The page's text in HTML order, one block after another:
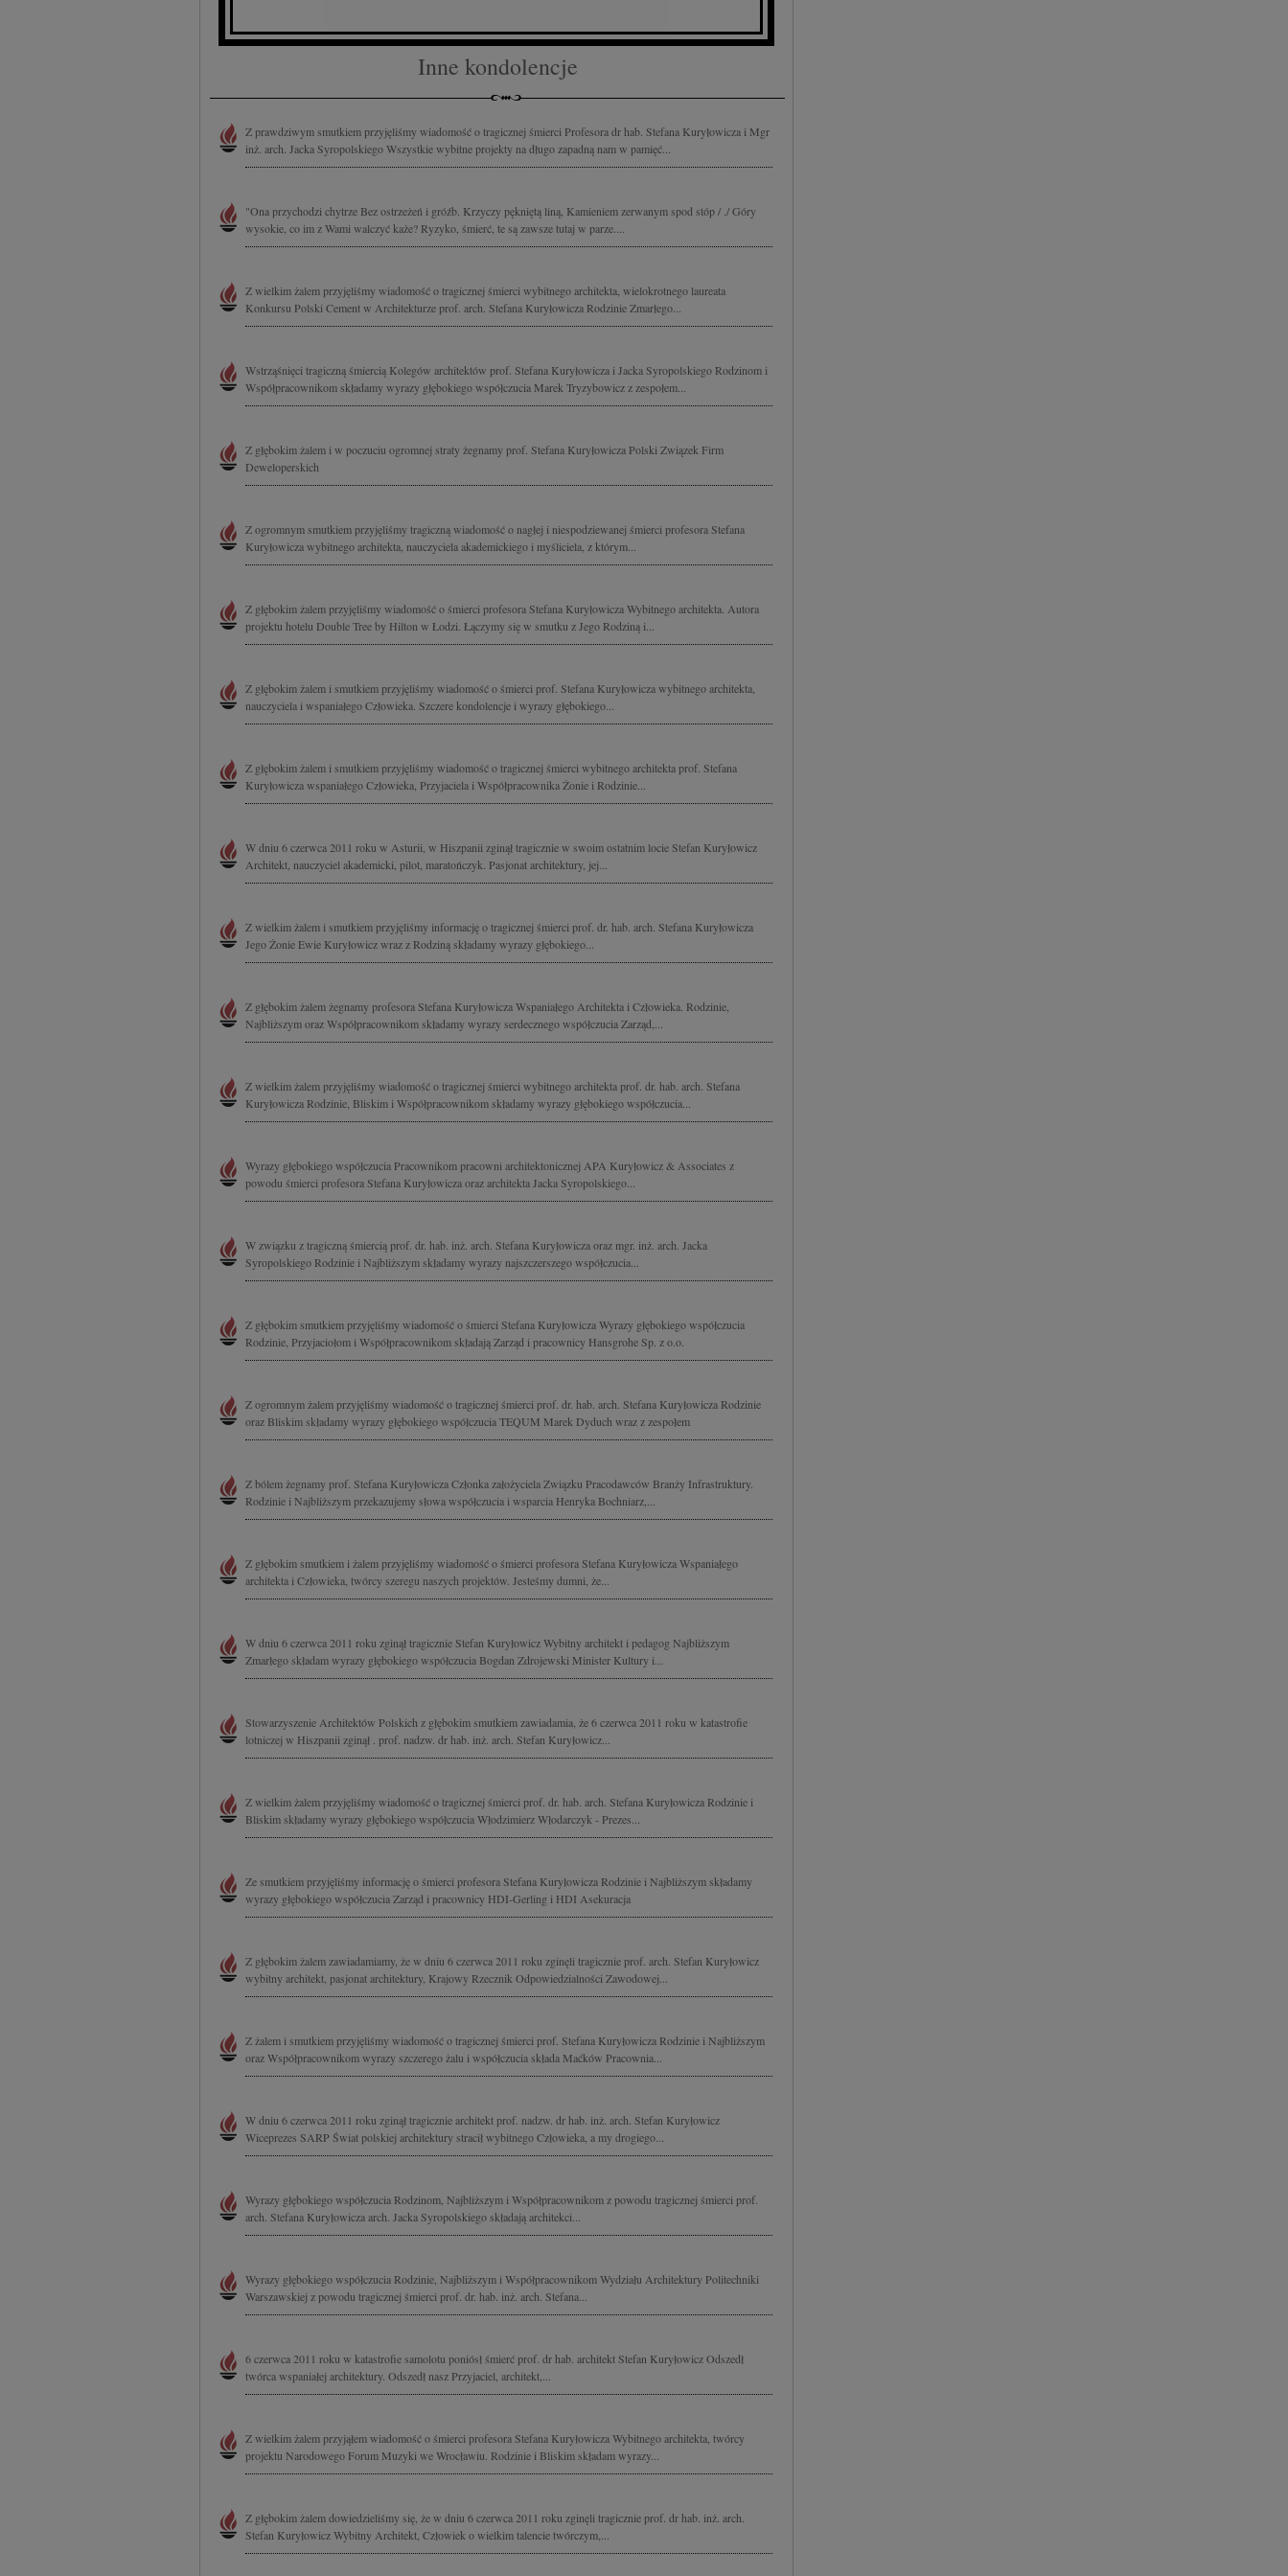
Inne kondolencje
Z prawdziwym smutkiem przyjęliśmy wiadomość o tragicznej śmierci Profesora dr hab. Stefana Kuryłowicza i Mgr
inż. arch. Jacka Syropolskiego Wszystkie wybitne projekty na długo zapadną nam w pamięć...
"Ona przychodzi chytrze Bez ostrzeżeń i gróźb. Krzyczy pękniętą liną, Kamieniem zerwanym spod stóp / ./ Góry
wysokie, co im z Wami walczyć każe? Ryzyko, śmierć, te są zawsze tutaj w parze....
Z wielkim żalem przyjęliśmy wiadomość o tragicznej śmierci wybitnego architekta, wielokrotnego laureata
Konkursu Polski Cement w Architekturze prof. arch. Stefana Kuryłowicza Rodzinie Zmarłego...
Wstrząśnięci tragiczną śmiercią Kolegów architektów prof. Stefana Kuryłowicza i Jacka Syropolskiego Rodzinom i
Współpracownikom składamy wyrazy głębokiego współczucia Marek Tryzybowicz z zespołem...
Z głębokim żalem i w poczuciu ogromnej straty żegnamy prof. Stefana Kuryłowicza Polski Związek Firm
Deweloperskich
Z ogromnym smutkiem przyjęliśmy tragiczną wiadomość o nagłej i niespodziewanej śmierci profesora Stefana
Kuryłowicza wybitnego architekta, nauczyciela akademickiego i myśliciela, z którym...
Z głębokim żalem przyjęliśmy wiadomość o śmierci profesora Stefana Kuryłowicza Wybitnego architekta. Autora
projektu hotelu Double Tree by Hilton w Łodzi. Łączymy się w smutku z Jego Rodziną i...
Z głębokim żalem i smutkiem przyjęliśmy wiadomość o śmierci prof. Stefana Kuryłowicza wybitnego architekta,
nauczyciela i wspaniałego Człowieka. Szczere kondolencje i wyrazy głębokiego...
Z głębokim żalem i smutkiem przyjęliśmy wiadomość o tragicznej śmierci wybitnego architekta prof. Stefana
Kuryłowicza wspaniałego Człowieka, Przyjaciela i Współpracownika Żonie i Rodzinie...
W dniu 6 czerwca 2011 roku w Asturii, w Hiszpanii zginął tragicznie w swoim ostatnim locie Stefan Kuryłowicz
Architekt, nauczyciel akademicki, pilot, maratończyk. Pasjonat architektury, jej...
Z wielkim żalem i smutkiem przyjęliśmy informację o tragicznej śmierci prof. dr. hab. arch. Stefana Kuryłowicza
Jego Żonie Ewie Kuryłowicz wraz z Rodziną składamy wyrazy głębokiego...
Z głębokim żalem żegnamy profesora Stefana Kuryłowicza Wspaniałego Architekta i Człowieka. Rodzinie,
Najbliższym oraz Współpracownikom składamy wyrazy serdecznego współczucia Zarząd,...
Z wielkim żalem przyjęliśmy wiadomość o tragicznej śmierci wybitnego architekta prof. dr. hab. arch. Stefana
Kuryłowicza Rodzinie, Bliskim i Współpracownikom składamy wyrazy głębokiego współczucia...
Wyrazy głębokiego współczucia Pracownikom pracowni architektonicznej APA Kuryłowicz & Associates z
powodu śmierci profesora Stefana Kuryłowicza oraz architekta Jacka Syropolskiego...
W związku z tragiczną śmiercią prof. dr. hab. inż. arch. Stefana Kuryłowicza oraz mgr. inż. arch. Jacka
Syropolskiego Rodzinie i Najbliższym składamy wyrazy najszczerszego współczucia...
Z głębokim smutkiem przyjęliśmy wiadomość o śmierci Stefana Kuryłowicza Wyrazy głębokiego współczucia
Rodzinie, Przyjaciołom i Współpracownikom składają Zarząd i pracownicy Hansgrohe Sp. z o.o.
Z ogromnym żalem przyjęliśmy wiadomość o tragicznej śmierci prof. dr. hab. arch. Stefana Kuryłowicza Rodzinie
oraz Bliskim składamy wyrazy głębokiego współczucia TEQUM Marek Dyduch wraz z zespołem
Z bólem żegnamy prof. Stefana Kuryłowicza Członka założyciela Związku Pracodawców Branży Infrastruktury.
Rodzinie i Najbliższym przekazujemy słowa współczucia i wsparcia Henryka Bochniarz,...
Z głębokim smutkiem i żalem przyjęliśmy wiadomość o śmierci profesora Stefana Kuryłowicza Wspaniałego
architekta i Człowieka, twórcy szeregu naszych projektów. Jesteśmy dumni, że...
W dniu 6 czerwca 2011 roku zginął tragicznie Stefan Kuryłowicz Wybitny architekt i pedagog Najbliższym
Zmarłego składam wyrazy głębokiego współczucia Bogdan Zdrojewski Minister Kultury i...
Stowarzyszenie Architektów Polskich z głębokim smutkiem zawiadamia, że 6 czerwca 2011 roku w katastrofie
lotniczej w Hiszpanii zginął . prof. nadzw. dr hab. inż. arch. Stefan Kuryłowicz...
Z wielkim żalem przyjęliśmy wiadomość o tragicznej śmierci prof. dr. hab. arch. Stefana Kuryłowicza Rodzinie i
Bliskim składamy wyrazy głębokiego współczucia Włodzimierz Włodarczyk - Prezes...
Ze smutkiem przyjęliśmy informację o śmierci profesora Stefana Kuryłowicza Rodzinie i Najbliższym składamy
wyrazy głębokiego współczucia Zarząd i pracownicy HDI-Gerling i HDI Asekuracja
Z głębokim żalem zawiadamiamy, że w dniu 6 czerwca 2011 roku zginęli tragicznie prof. arch. Stefan Kuryłowicz
wybitny architekt, pasjonat architektury, Krajowy Rzecznik Odpowiedzialności Zawodowej...
Z żalem i smutkiem przyjęliśmy wiadomość o tragicznej śmierci prof. Stefana Kuryłowicza Rodzinie i Najbliższym
oraz Współpracownikom wyrazy szczerego żalu i współczucia składa Maćków Pracownia...
W dniu 6 czerwca 2011 roku zginął tragicznie architekt prof. nadzw. dr hab. inż. arch. Stefan Kuryłowicz
Wiceprezes SARP Świat polskiej architektury stracił wybitnego Człowieka, a my drogiego...
Wyrazy głębokiego współczucia Rodzinom, Najbliższym i Współpracownikom z powodu tragicznej śmierci prof.
arch. Stefana Kuryłowicza arch. Jacka Syropolskiego składają architekci...
Wyrazy głębokiego współczucia Rodzinie, Najbliższym i Współpracownikom Wydziału Architektury Politechniki
Warszawskiej z powodu tragicznej śmierci prof. dr. hab. inż. arch. Stefana...
6 czerwca 2011 roku w katastrofie samolotu poniósł śmierć prof. dr hab. architekt Stefan Kuryłowicz Odszedł
twórca wspaniałej architektury. Odszedł nasz Przyjaciel, architekt,...
Z wielkim żalem przyjąłem wiadomość o śmierci profesora Stefana Kuryłowicza Wybitnego architekta, twórcy
projektu Narodowego Forum Muzyki we Wrocławiu. Rodzinie i Bliskim składam wyrazy...
Z głębokim żalem dowiedzieliśmy się, że w dniu 6 czerwca 2011 roku zginęli tragicznie prof. dr hab. inż. arch.
Stefan Kuryłowicz Wybitny Architekt, Człowiek o wielkim talencie twórczym,...